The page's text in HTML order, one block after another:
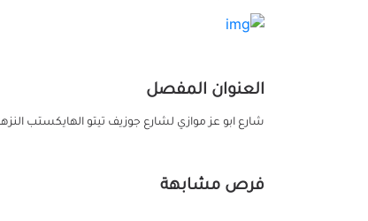
العنوان المفصل
شارع ابو عز موازي لشارع جوزيف تيتو الهايكستب
فرص مشابهة